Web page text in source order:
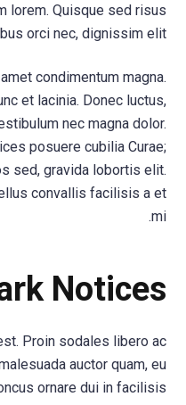
lorem. Quisque sed risus
orci nec, dignissim elit.
condimentum magna.
et lacinia. Donec luctus,
nec magna dolor.
posuere cubilia Curae;
sed, gravida lobortis elit.
convallis facilisis a et
mi.
Notices
Proin sodales libero ac
auctor quam, eu
ornare dui in facilisis.